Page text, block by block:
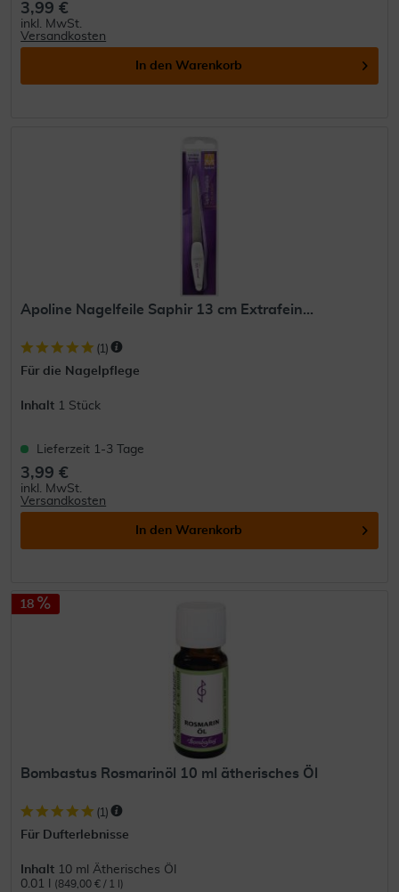
3,99 €
inkl. MwSt.
Versandkosten
In den Warenkorb
Apoline Nagelfeile Saphir 13 cm Extrafein...
(1 )
Für die Nagelpflege
Inhalt 1 Stück
Lieferzeit 1-3 Tage
3,99 €
inkl. MwSt.
Versandkosten
In den Warenkorb
18
Bombastus Rosmarinöl 10 ml ätherisches Öl
(1)
Für Dufterlebnisse
Inhalt 10 ml Ätherisches Öl
0.01 l
(849,00 € / 1 l)